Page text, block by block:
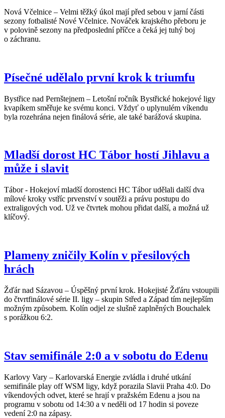
Nová Včelnice – Velmi těžký úkol mají před sebou v jarní části
sezony fotbalisté Nové Včelnice. Nováček krajského přeboru je
v polovině sezony na předposlední příčce a čeká jej tuhý boj
o záchranu.
Písečné udělalo první krok k triumfu
Bystřice nad Pernštejnem – Letošní ročník Bystřické hokejové ligy
kvapíkem směřuje ke svému konci. Vždyť o uplynulém víkendu
byla rozehrána nejen finálová série, ale také barážová skupina.
Mladší dorost HC Tábor hostí Jihlavu a
může i slavit
Tábor - Hokejoví mladší dorostenci HC Tábor udělali další dva
mílové kroky vstříc prvenství v soutěži a právu postupu do
extraligových vod. Už ve čtvrtek mohou přidat další, a možná už
klíčový.
Plameny zničily Kolín v přesilových
hrách
Žďár nad Sázavou – Úspěšný první krok. Hokejisté Žďáru vstoupili
do čtvrtfinálové série II. ligy – skupin Střed a Západ tím nejlepším
možným způsobem. Kolín odjel ze slušně zaplněných Bouchalek
s porážkou 6:2.
Stav semifinále 2:0 a v sobotu do Edenu
Karlovy Vary – Karlovarská Energie zvládla i druhé utkání
semifinále play off WSM ligy, když porazila Slavii Praha 4:0. Do
víkendových odvet, které se hrají v pražském Edenu a jsou na
programu v sobotu od 14:30 a v neděli od 17 hodin si poveze
vedení 2:0 na zápasy.